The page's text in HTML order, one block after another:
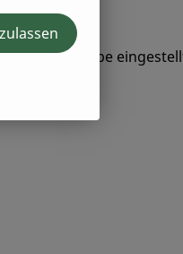
Mahlscheibe